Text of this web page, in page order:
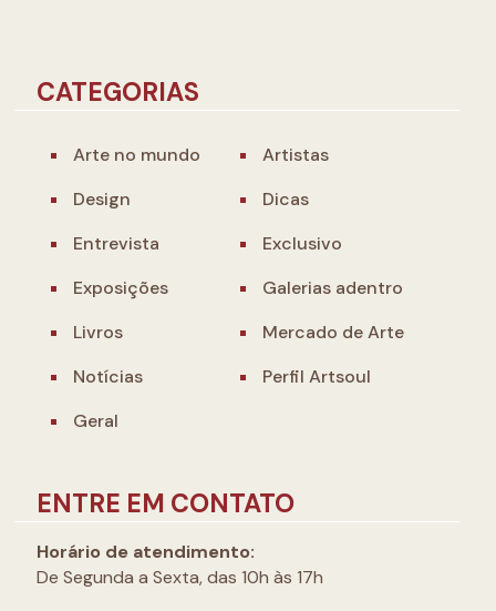
CATEGORIAS
Arte no mundo
Artistas
Design
Dicas
Entrevista
Exclusivo
Exposições
Galerias adentro
Livros
Mercado de Arte
Notícias
Perfil Artsoul
Geral
ENTRE EM CONTATO
Horário de atendimento:
De Segunda a Sexta, das 10h às 17h